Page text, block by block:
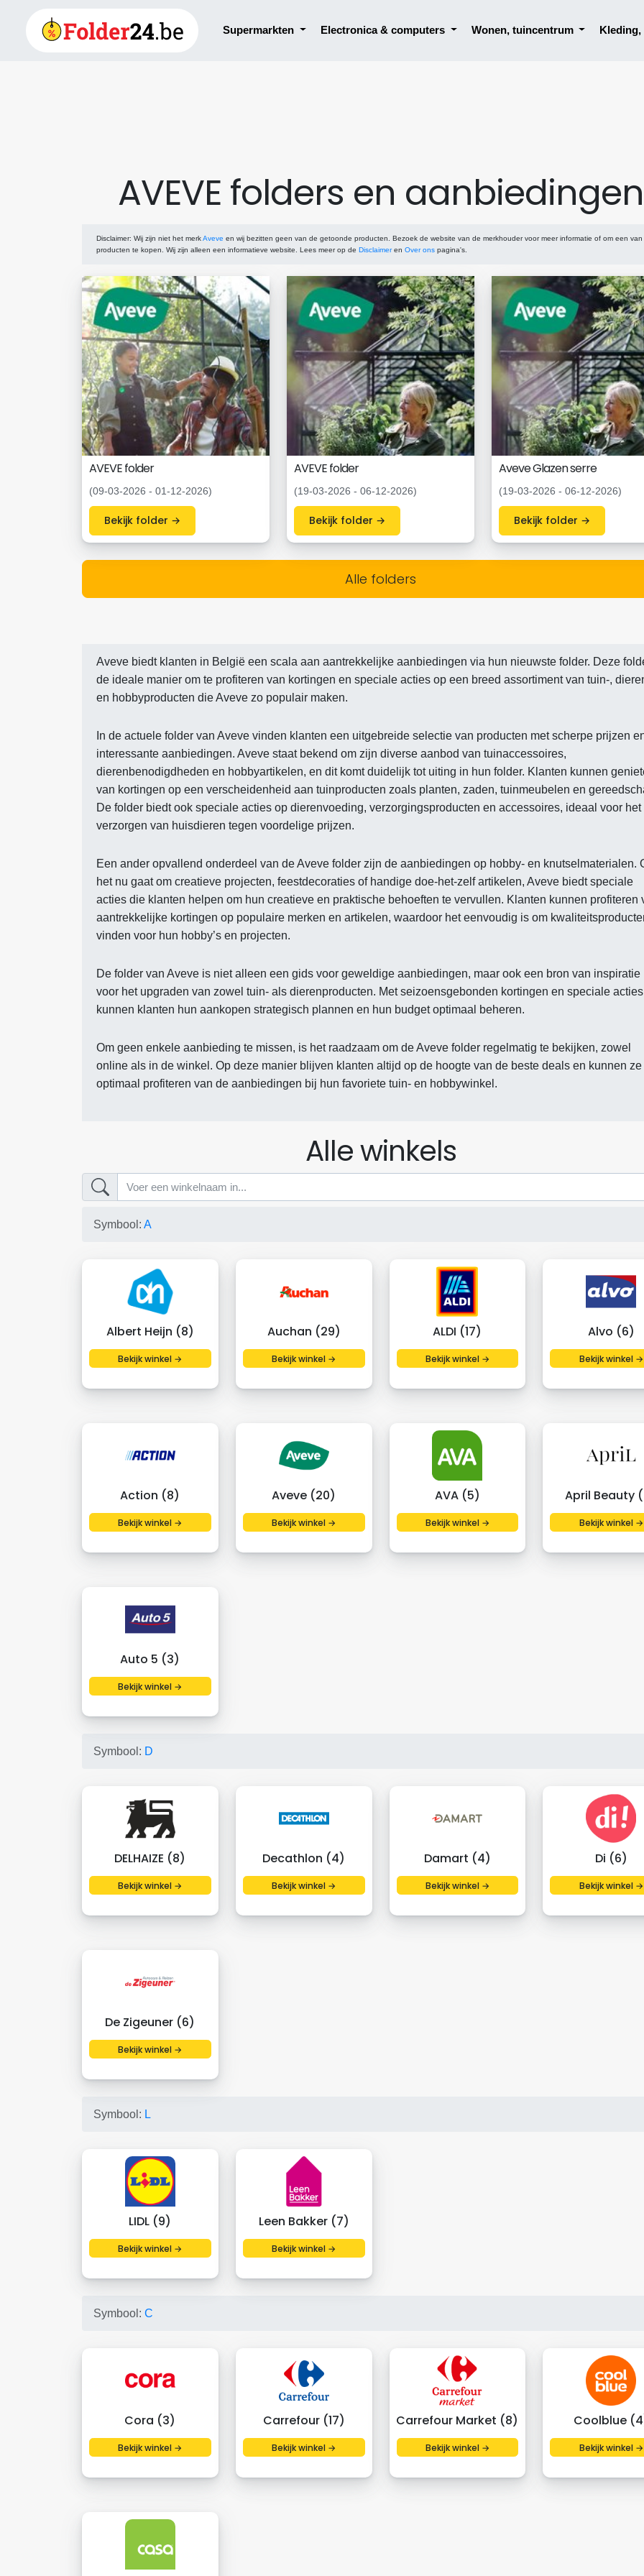
Supermarkten Electronica & computers Wonen, tuincentrum
AVEVE folders en aanbiedingen
Disclaimer: Wij zijn niet het merkAveve en wij bezitten geen van de getoonde producten. Bezoek de website van de merkhouder voor meer informatie of om een van
producten te kopen. Wij zijn alleen een informatieve website. Lees meer op de Disclaimeren Over ons pagina's.
AVEVE folder
(09-03-2026 - 01-12-2026)
Bekijk folder →
AVEVE folder
(19-03-2026 - 06-12-2026)
Bekijk folder →
Aveve Glazen serre
(19-03-2026 - 06-12-2026)
Bekijk folder →
Alle folders
Aveve biedt klanten in België een scala aan aantrekkelijke aanbiedingen via hun nieuwste folder. Deze
de ideale manier om te profiteren van kortingen en speciale acties op een breed assortiment van tuin-,
en hobbyproducten die Aveve zo populair maken.
In de actuele folder van Aveve vinden klanten een uitgebreide selectie van producten met scherpe prijzen
interessante aanbiedingen. Aveve staat bekend om zijn diverse aanbod van tuinaccessoires,
dierenbenodigdheden en hobbyartikelen, en dit komt duidelijk tot uiting in hun folder. Klanten kunnen
van kortingen op een verscheidenheid aan tuinproducten zoals planten, zaden, tuinmeubelen en
De folder biedt ook speciale acties op dierenvoeding, verzorgingsproducten en accessoires, ideaal voor het
verzorgen van huisdieren tegen voordelige prijzen.
Een ander opvallend onderdeel van de Aveve folder zijn de aanbiedingen op hobby- en knutselmaterialen.
het nu gaat om creatieve projecten, feestdecoraties of handige doe-het-zelf artikelen, Aveve biedt speciale
acties die klanten helpen om hun creatieve en praktische behoeften te vervullen. Klanten kunnen profiteren
aantrekkelijke kortingen op populaire merken en artikelen, waardoor het eenvoudig is om
vinden voor hun hobby’s en projecten.
De folder van Aveve is niet alleen een gids voor geweldige aanbiedingen, maar ook een bron van inspiratie
voor het upgraden van zowel tuin- als dierenproducten. Met seizoensgebonden kortingen en speciale acties
kunnen klanten hun aankopen strategisch plannen en hun budget optimaal beheren.
Om geen enkele aanbieding te missen, is het raadzaam om de Aveve folder regelmatig te bekijken, zowel
online als in de winkel. Op deze manier blijven klanten altijd op de hoogte van de beste deals en kunnen ze
optimaal profiteren van de aanbiedingen bij hun favoriete tuin- en hobbywinkel.
Alle winkels
Symbool: A
Albert Heijn (8)
Bekijk winkel →
Auchan (29)
Bekijk winkel →
ALDI (17)
Bekijk winkel →
Alvo (6)
Bekijk winkel →
Action (8)
Bekijk winkel →
Aveve (20)
Bekijk winkel →
AVA (5)
Bekijk winkel →
April Beauty
Bekijk winkel →
Auto 5 (3)
Bekijk winkel →
Symbool: D
DELHAIZE (8)
Bekijk winkel →
Decathlon (4)
Bekijk winkel →
Damart (4)
Bekijk winkel →
Di (6)
Bekijk winkel →
De Zigeuner (6)
Bekijk winkel →
Symbool: L
LIDL (9)
Bekijk winkel →
Leen Bakker (7)
Bekijk winkel →
Symbool: C
Cora (3)
Bekijk winkel →
Carrefour (17)
Bekijk winkel →
Carrefour Market (8)
Bekijk winkel →
Coolblue
Bekijk winkel →